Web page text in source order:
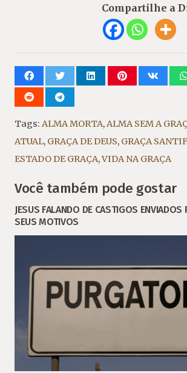
Compartilhe a
Tags: ALMA MORTA,ALMA SEM A
ATUAL, GRAÇA DE DEUS, GRAÇA
ESTADO DE GRAÇA,VIDA NA GRAÇA
Você também pode gostar
JESUS FALANDO DE CASTIGOS ENVIADOS
SEUS MOTIVOS